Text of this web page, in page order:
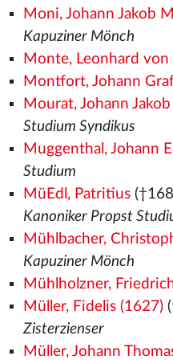
Moni, Johann Jakob
Kapuziner Mönch
Monte, Leonhard von
Montfort, Johann
Mourat, Johann Jakob
Studium Syndikus
Muggenthal, Johann
Studium
MüEdl, Patritius
Kanoniker Propst
Mühlbacher,
Kapuziner Mönch
Mühlholzner,
Müller, Fidelis (1627)
Zisterzienser
Müller, Johann